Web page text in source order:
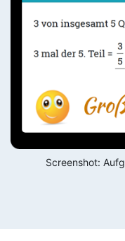
Screenshot: